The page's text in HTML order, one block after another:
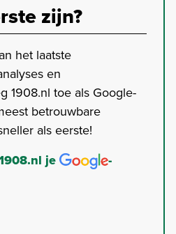
zijn?
het laatste
en
1908.nl toe als Google-
betrouwbare
als eerste!
je
-